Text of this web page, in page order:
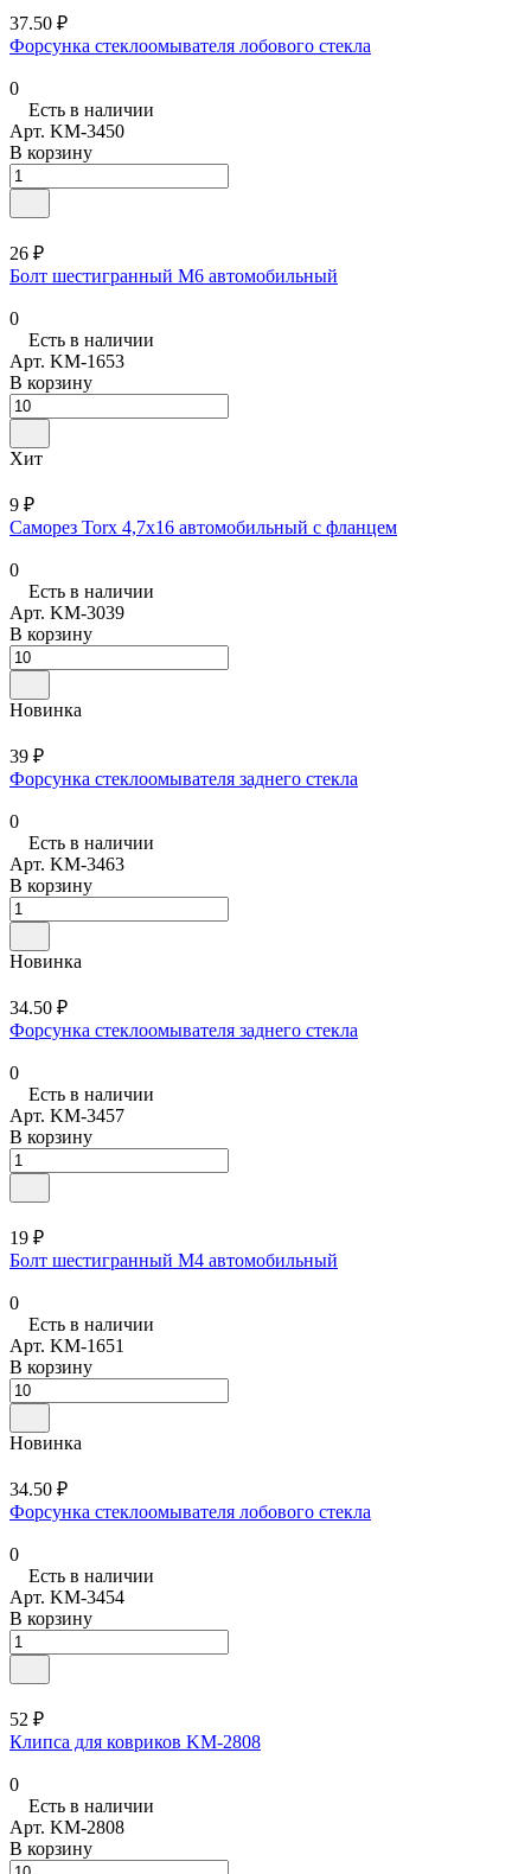
37.50 ₽
Форсунка стеклоомывателя лобового стекла
0
Есть в наличии
Арт. KM-3450
В корзину
26 ₽
Болт шестигранный М6 автомобильный
0
Есть в наличии
Арт. KM-1653
В корзину
Хит
9 ₽
Саморез Torx 4,7х16 автомобильный с фланцем
0
Есть в наличии
Арт. KM-3039
В корзину
Новинка
39 ₽
Форсунка стеклоомывателя заднего стекла
0
Есть в наличии
Арт. KM-3463
В корзину
Новинка
34.50 ₽
Форсунка стеклоомывателя заднего стекла
0
Есть в наличии
Арт. KM-3457
В корзину
19 ₽
Болт шестигранный М4 автомобильный
0
Есть в наличии
Арт. KM-1651
В корзину
Новинка
34.50 ₽
Форсунка стеклоомывателя лобового стекла
0
Есть в наличии
Арт. KM-3454
В корзину
52 ₽
Клипса для ковриков KM-2808
0
Есть в наличии
Арт. KM-2808
В корзину